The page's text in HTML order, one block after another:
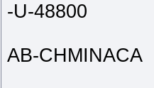
-U-48800
AB-CHMINACA